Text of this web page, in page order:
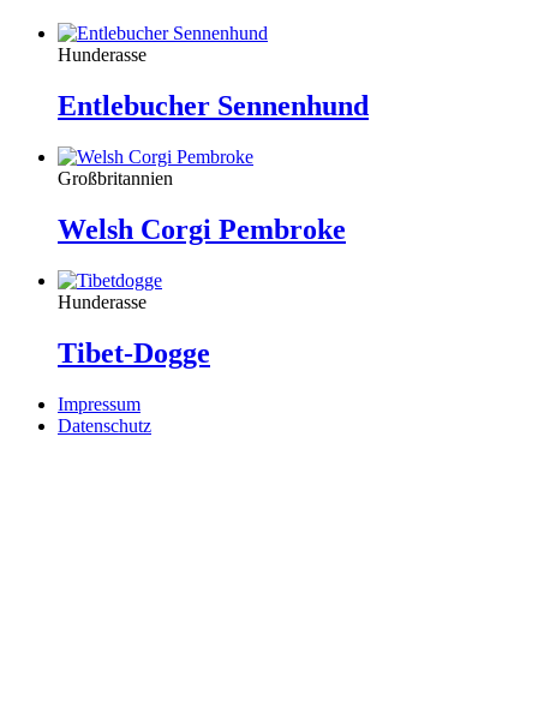
Hunderasse
Entlebucher Sennenhund
Großbritannien
Welsh Corgi Pembroke
Hunderasse
Tibet-Dogge
Impressum
Datenschutz